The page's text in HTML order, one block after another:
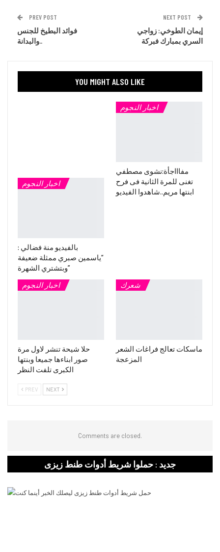
PREV POST
فوائد البطيخ للجنس
والبدانة..
NEXT POST
إيمان الطوخي: زواجي
السري بمبارك فبركة
YOU MIGHT ALSO LIKE
اخبار النجوم
بالفيديو منة فضالي :
“ياسمين صبري ممثلة ضعيفة
وبتشتري الشهرة”
اخبار النجوم
مفاااجأة:نشوى مصطفي
تغنى للمرة الثانية فى فرح
ابنتها مريم..شاهدوا الفيديو
اخبار النجوم
حلا شيحة تنشر لاول مرة
صور ابناءها جميعا وبنتها
الكبرى تلفت النظر
شعرك
ماسكات تعالج فراغات الشعر
المزعجة
PREV NEXT
Comments are closed.
جديد : حملوا شريط أدوات طنط زيزى